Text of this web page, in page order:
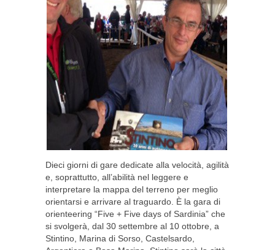
Dieci giorni di gare dedicate alla velocità, agilità
e, soprattutto, all’abilità nel leggere e
interpretare la mappa del terreno per meglio
orientarsi e arrivare al traguardo. È la gara di
orienteering “Five + Five days of Sardinia” che
si svolgerà, dal 30 settembre al 10 ottobre, a
Stintino, Marina di Sorso, Castelsardo,